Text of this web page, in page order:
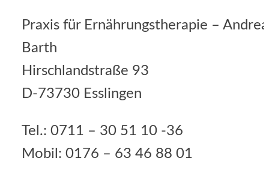
Praxis für Ernährungstherapie – Andrea
Barth
Hirschlandstraße 93
D-73730 Esslingen
Tel.: 0711 – 30 51 10 -36
Mobil: 0176 – 63 46 88 01